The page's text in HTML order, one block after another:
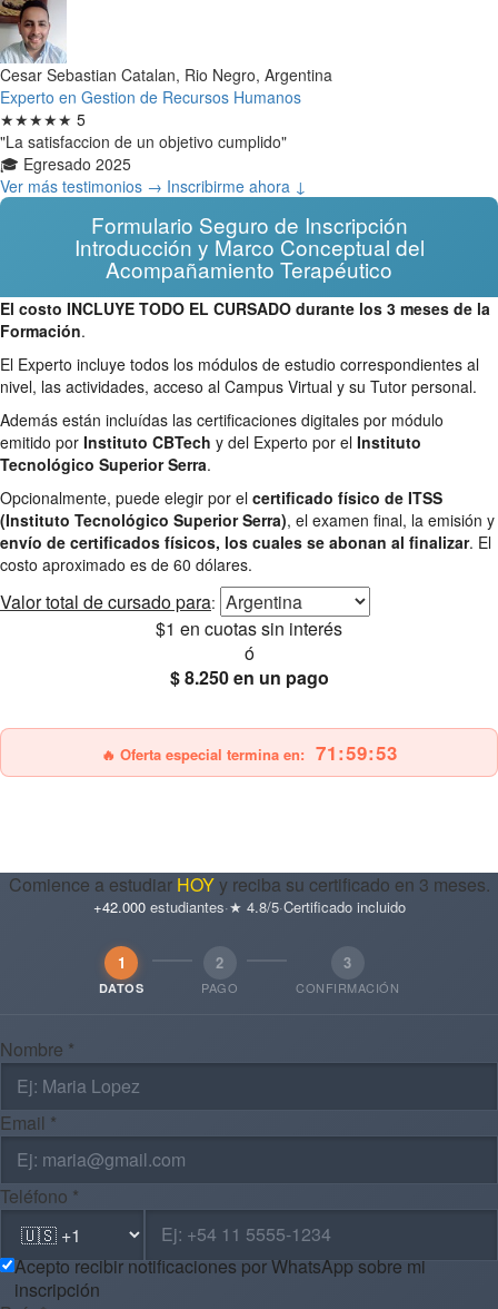
Cesar Sebastian Catalan, Rio Negro, Argentina
Experto en Gestion de Recursos Humanos
★★★★★ 5
"La satisfaccion de un objetivo cumplido"
🎓 Egresado 2025
Ver más testimonios → Inscribirme ahora ↓
Formulario Seguro de Inscripción
Introducción y Marco Conceptual del
Acompañamiento Terapéutico
El costo INCLUYE TODO EL CURSADO durante los 3 meses de la
Formación.
El Experto incluye todos los módulos de estudio correspondientes al
nivel, las actividades, acceso al Campus Virtual y su Tutor personal.
Además están incluídas las certificaciones digitales por módulo
emitido por Instituto CBTech y del Experto por el Instituto
Tecnológico Superior Serra.
Opcionalmente, puede elegir por el certificado físico de ITSS
(Instituto Tecnológico Superior Serra), el examen final, la emisión y
envío de certificados físicos, los cuales se abonan al finalizar. El
costo aproximado es de 60 dólares.
Valor total de cursado para:
$1 en cuotas sin interés
ó
$ 8.250en un pago
🔥 Oferta especial termina en: 71:59:51
Comience a estudiar HOYy reciba su certificado en 3 meses.
+42.000estudiantes·★ 4.8/5·Certificado incluido
1
DATOS
2
PAGO
3
CONFIRMACIÓN
Nombre *
Email *
Teléfono *
Acepto recibir notificaciones por WhatsApp sobre mi
inscripción